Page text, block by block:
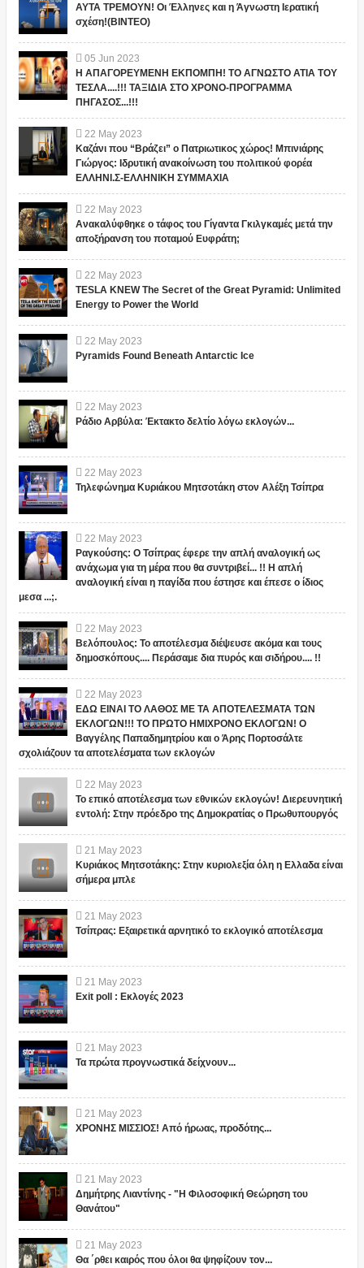
ΑΥΤΑ ΤΡΕΜΟΥΝ! Οι Έλληνες και η Άγνωστη Ιερατική
σχέση!(ΒΙΝΤΕΟ)
05 Jun 2023
Η ΑΠΑΓΟΡΕΥΜΕΝΗ ΕΚΠΟΜΠΗ! ΤΟ ΑΓΝΩΣΤΟ ΑΤΙΑ ΤΟΥ
ΤΕΣΛΑ....!!! ΤΑΞΙΔΙΑ ΣΤΟ ΧΡΟΝΟ-ΠΡΟΓΡΑΜΜΑ
ΠΗΓΑΣΟΣ...!!!
22 May 2023
Καζάνι που “Βράζει” ο Πατριωτικος χώρος! Μπινιάρης
Γιώργος: Ιδρυτική ανακοίνωση του πολιτικού φορέα
ΕΛΛΗΝΙ.Σ-ΕΛΛΗΝΙΚΗ ΣΥΜΜΑΧΙΑ
22 May 2023
Ανακαλύφθηκε ο τάφος του Γίγαντα Γκιλγκαμές μετά την
αποξήρανση του ποταμού Ευφράτη;
22 May 2023
TESLA KNEW The Secret of the Great Pyramid: Unlimited
Energy to Power the World
22 May 2023
Pyramids Found Beneath Antarctic Ice
22 May 2023
Ράδιο Αρβύλα: Έκτακτο δελτίο λόγω εκλογών...
22 May 2023
Τηλεφώνημα Κυριάκου Μητσοτάκη στον Αλέξη Τσίπρα
22 May 2023
Ραγκούσης: Ο Τσίπρας έφερε την απλή αναλογική ως
ανάχωμα για τη μέρα που θα συντριβεί... !! Η απλή
αναλογική είναι η παγίδα που έστησε και έπεσε ο ίδιος
μεσα ...;.
22 May 2023
Βελόπουλος: Το αποτέλεσμα διέψευσε ακόμα και τους
δημοσκόπους.... Περάσαμε δια πυρός και σιδήρου.... !!
22 May 2023
ΕΔΩ ΕΙΝΑΙ ΤΟ ΛΑΘΟΣ ΜΕ ΤΑ ΑΠΟΤΕΛΕΣΜΑΤΑ ΤΩΝ
ΕΚΛΟΓΩΝ!!! ΤΟ ΠΡΩΤΟ ΗΜΙΧΡΟΝΟ ΕΚΛΟΓΩΝ! Ο
Βαγγέλης Παπαδημητρίου και ο Άρης Πορτοσάλτε
σχολιάζουν τα αποτελέσματα των εκλογών
22 May 2023
Το επικό αποτέλεσμα των εθνικών εκλογών! Διερευνητική
εντολή: Στην πρόεδρο της Δημοκρατίας ο Πρωθυπουργός
21 May 2023
Κυριάκος Μητσοτάκης: Στην κυριολεξία όλη η Ελλαδα είναι
σήμερα μπλε
21 May 2023
Τσίπρας: Εξαιρετικά αρνητικό το εκλογικό αποτέλεσμα
21 May 2023
Exit poll : Εκλογές 2023
21 May 2023
Τα πρώτα προγνωστικά δείχνουν...
21 May 2023
ΧΡΟΝΗΣ ΜΙΣΣΙΟΣ! Από ήρωας, προδότης...
21 May 2023
Δημήτρης Λιαντίνης - "Η Φιλοσοφική Θεώρηση του
Θανάτου"
21 May 2023
Θα ΄ρθει καιρός που όλοι θα ψηφίζουν τον...